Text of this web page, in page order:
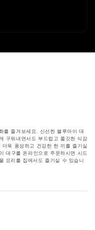
를 즐겨보세요. 신선한 블루아이 대
구워내면서도 부드럽고 쫄깃한 식감
욱 풍성하고 건강한 한 끼를 즐기실
대구를 온라인으로 주문하시면 시드
요리를 집에서도 즐기실 수 있습니